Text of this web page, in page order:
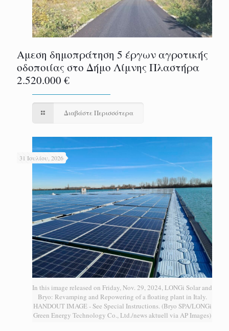
Αμεση δημοπράτηση 5 έργων αγροτικής
οδοποιίας στο Δήμο Λίμνης Πλαστήρα
2.520.000 €
Διαβάστε Περισσότερα
In this image released on Friday, Nov. 29, 2024, LONGi Solar and
Bryo: Revamping and Repowering of a floating plant in Italy.
HANDOUT IMAGE - See Special Instructions. (Bryo SPA/LONGi
Green Energy Technology Co., Ltd./news aktuell via AP Images)
31 Ιουλίου, 2026